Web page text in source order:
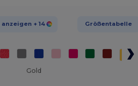
anzeigen + 14 Größentabelle
Gold